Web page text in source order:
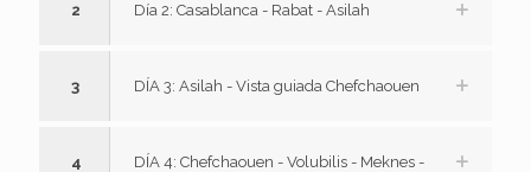
2 Día 2: Casablanca - Rabat - Asilah
3 DÍA 3: Asilah - Vista guiada Chefchaouen
4
DÍA 4: Chefchaouen - Volubilis - Meknes -